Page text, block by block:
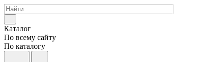
Каталог
По всему сайту
По каталогу